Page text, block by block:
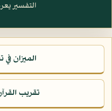
التفسير
الميزان في
تقريب